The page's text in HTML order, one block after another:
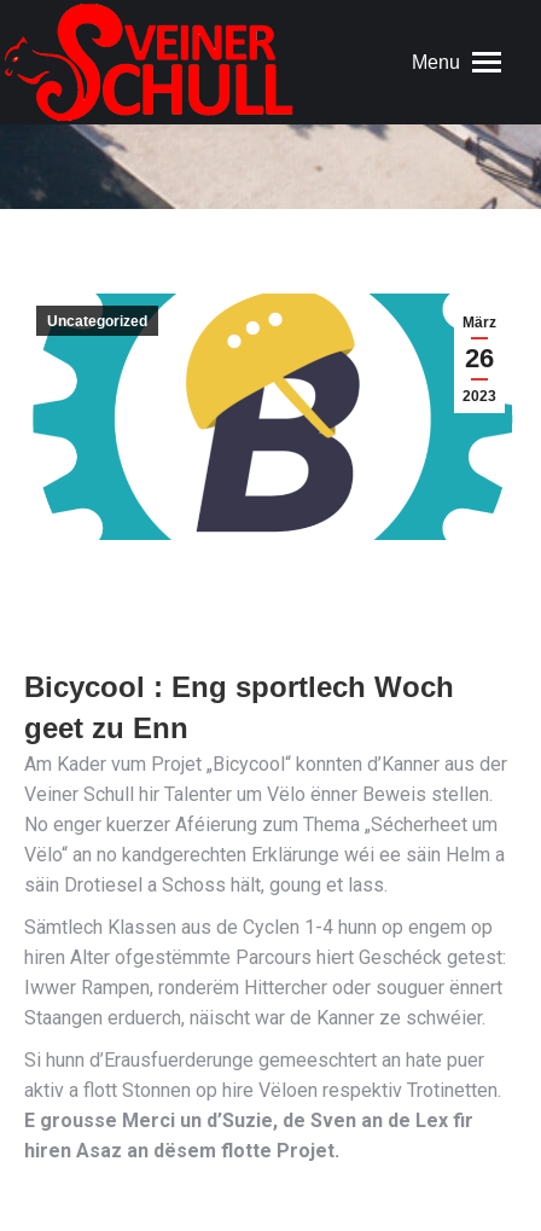
Menu
März
26
2023
Uncategorized
Bicycool : Eng sportlech Woch
geet zu Enn
Am Kader vum Projet „Bicycool“ konnten d’Kanner aus der
Veiner Schull hir Talenter um Vëlo ënner Beweis stellen.
No enger kuerzer Aféierung zum Thema „Sécherheet um
Vëlo“ an no kandgerechten Erklärunge wéi ee säin Helm a
säin Drotiesel a Schoss hält, goung et lass.
Sämtlech Klassen aus de Cyclen 1-4 hunn op engem op
hiren Alter ofgestëmmte Parcours hiert Geschéck getest:
Iwwer Rampen, ronderëm Hittercher oder souguer ënnert
Staangen erduerch, näischt war de Kanner ze schwéier.
Si hunn d’Erausfuerderunge gemeeschtert an hate puer
aktiv a flott Stonnen op hire Vëloen respektiv Trotinetten.
E grousse Merci un d’Suzie, de Sven an de Lex fir
hiren Asaz an dësem flotte Projet.